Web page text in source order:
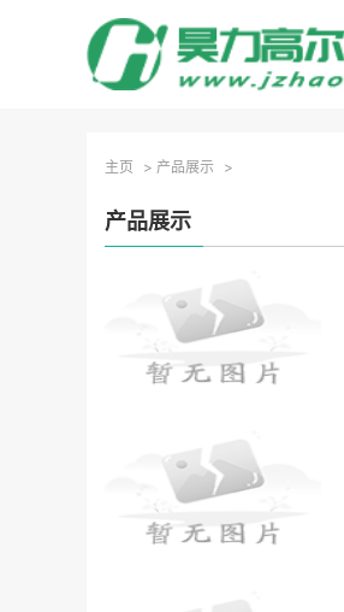
主页 > 产品展示 >
产品展示